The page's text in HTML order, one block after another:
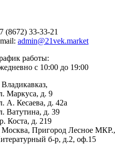
(8672) 33-33-21
admin@21vek.market
работы:
с 10:00 до 19:00
Владикавказ,
Маркуса, д. 9
А. Кесаева, д. 42а
Ватутина, д. 39
Коста, д. 219
Москва, Пригород Лесное МКР.,
б-р, д.2, оф.15